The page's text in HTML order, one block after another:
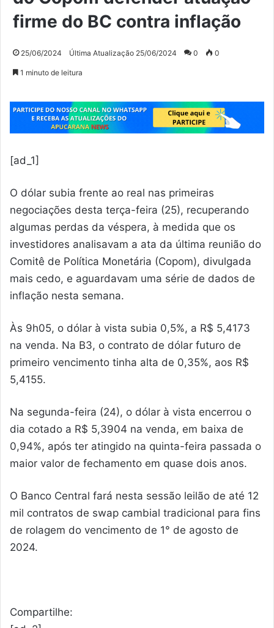
firme do BC contra inflação
25/06/2024 Última Atualização 25/06/2024 0 0
1 minuto de leitura
[ad_1]
O dólar subia frente ao real nas primeiras
negociações desta terça-feira (25), recuperando
algumas perdas da véspera, à medida que os
investidores analisavam a ata da última reunião do
Comitê de Política Monetária (Copom), divulgada
mais cedo, e aguardavam uma série de dados de
inflação nesta semana.
Às 9h05, o dólar à vista subia 0,5%, a R$ 5,4173
na venda. Na B3, o contrato de dólar futuro de
primeiro vencimento tinha alta de 0,35%, aos R$
5,4155.
Na segunda-feira (24), o dólar à vista encerrou o
dia cotado a R$ 5,3904 na venda, em baixa de
0,94%, após ter atingido na quinta-feira passada o
maior valor de fechamento em quase dois anos.
O Banco Central fará nesta sessão leilão de até 12
mil contratos de swap cambial tradicional para fins
de rolagem do vencimento de 1° de agosto de
2024.
Compartilhe: